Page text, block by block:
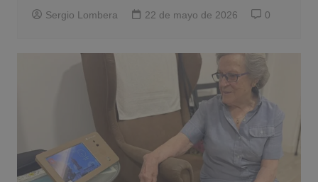
Sergio Lombera 22 de mayo de 2026 0